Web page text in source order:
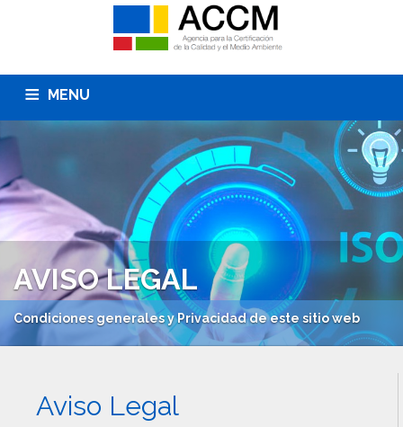
MENU
SERVICIOS
SU SECTOR
CLIENTES CONTACTO
NOTICIAS
AVISO LEGAL
Condiciones generales y Privacidad de este sitio web
Aviso Legal